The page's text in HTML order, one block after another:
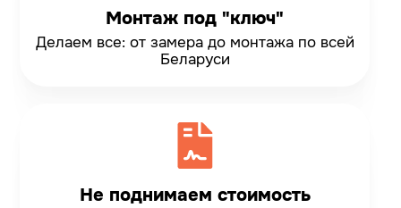
Монтаж под "ключ"
Делаем все: от замера до монтажа по всей
Беларуси
Не поднимаем стоимость